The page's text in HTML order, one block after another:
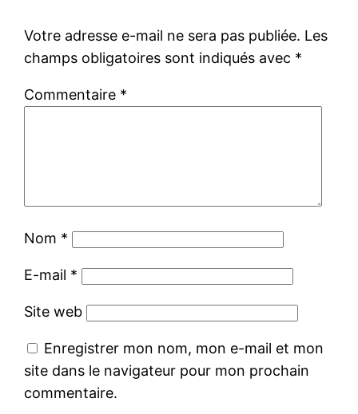
Votre adresse e-mail ne sera pas publiée. Les
champs obligatoires sont indiqués avec *
Commentaire *
Nom *
E-mail *
Site web
Enregistrer mon nom, mon e-mail et mon
site dans le navigateur pour mon prochain
commentaire.